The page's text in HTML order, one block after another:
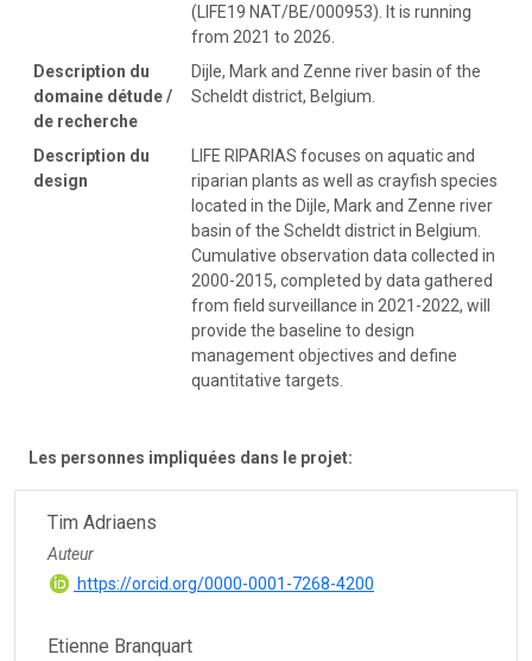
(LIFE19 NAT/BE/000953). It is running
from 2021 to 2026.
Description du
domaine détude /
de recherche
Dijle, Mark and Zenne river basin of the
Scheldt district, Belgium.
Description du
design
LIFE RIPARIAS focuses on aquatic and
riparian plants as well as crayfish species
located in the Dijle, Mark and Zenne river
basin of the Scheldt district in Belgium.
Cumulative observation data collected in
2000-2015, completed by data gathered
from field surveillance in 2021-2022, will
provide the baseline to design
management objectives and define
quantitative targets.
Les personnes impliquées dans le projet:
Tim Adriaens
Auteur
https://orcid.org/0000-0001-7268-4200
Etienne Branquart